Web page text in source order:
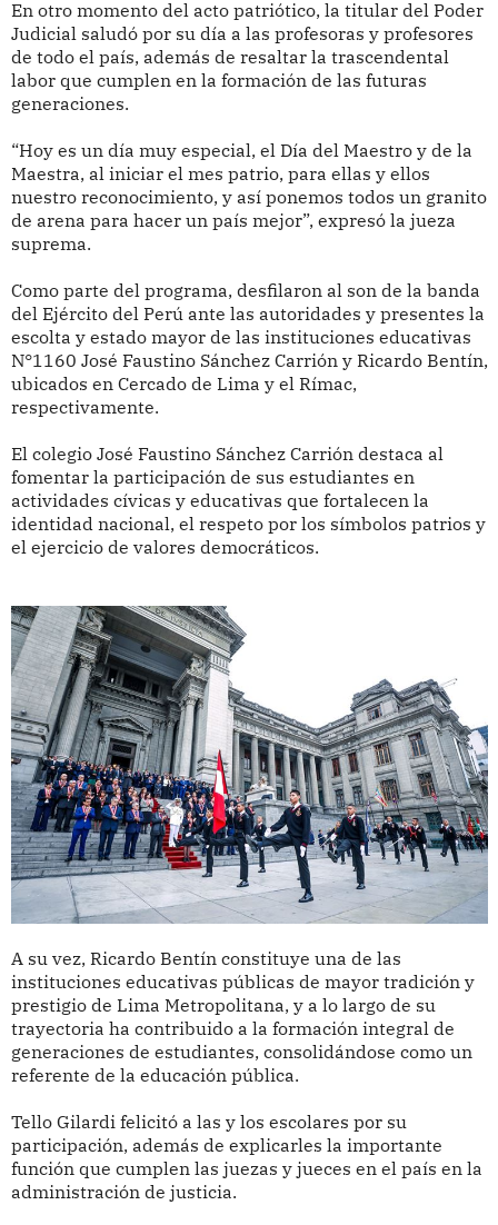
En otro momento del acto patriótico, la titular del Poder
Judicial saludó por su día a las profesoras y profesores
de todo el país, además de resaltar la trascendental
labor que cumplen en la formación de las futuras
generaciones.
“Hoy es un día muy especial, el Día del Maestro y de la
Maestra, al iniciar el mes patrio, para ellas y ellos
nuestro reconocimiento, y así ponemos todos un granito
de arena para hacer un país mejor”, expresó la jueza
suprema.
Como parte del programa, desfilaron al son de la banda
del Ejército del Perú ante las autoridades y presentes la
escolta y estado mayor de las instituciones educativas
N°1160 José Faustino Sánchez Carrión y Ricardo Bentín,
ubicados en Cercado de Lima y el Rímac,
respectivamente.
El colegio José Faustino Sánchez Carrión destaca al
fomentar la participación de sus estudiantes en
actividades cívicas y educativas que fortalecen la
identidad nacional, el respeto por los símbolos patrios y
el ejercicio de valores democráticos.
A su vez, Ricardo Bentín constituye una de las
instituciones educativas públicas de mayor tradición y
prestigio de Lima Metropolitana, y a lo largo de su
trayectoria ha contribuido a la formación integral de
generaciones de estudiantes, consolidándose como un
referente de la educación pública.
Tello Gilardi felicitó a las y los escolares por su
participación, además de explicarles la importante
función que cumplen las juezas y jueces en el país en la
administración de justicia.